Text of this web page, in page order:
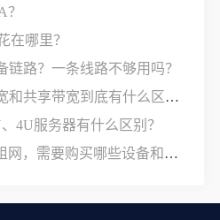
在哪里？
链路？一条线路不够用吗？
服务器租用时，独享带宽和共享带宽到底有什么区别？
4U服务器有什么区别？
国内企业部署SD-WAN组网，需要购买哪些设备和服务？